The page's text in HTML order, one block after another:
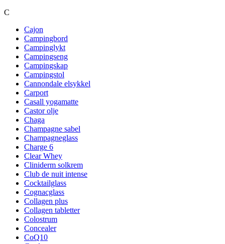
C
Cajon
Campingbord
Campinglykt
Campingseng
Campingskap
Campingstol
Cannondale elsykkel
Carport
Casall yogamatte
Castor olje
Chaga
Champagne sabel
Champagneglass
Charge 6
Clear Whey
Cliniderm solkrem
Club de nuit intense
Cocktailglass
Cognacglass
Collagen plus
Collagen tabletter
Colostrum
Concealer
CoQ10